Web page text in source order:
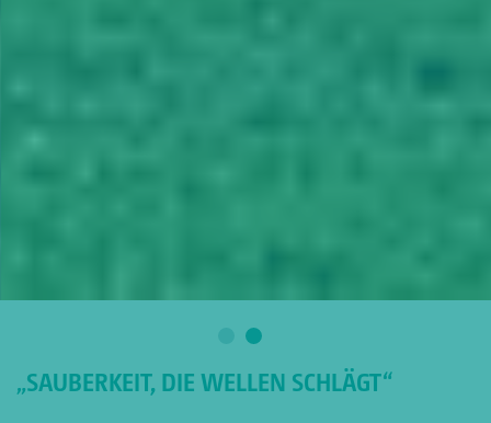
„SAUBERKEIT, DIE WELLEN SCHLÄGT“